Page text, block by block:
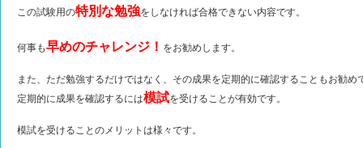
この試験用の特別な勉強をしなければ合格できない内容です。
何事も早めのチャレンジ！ をお勧めします。
また、ただ勉強するだけではなく、その成果を定期的に確認することもお勧め
定期的に成果を確認するには模試を受けることが有効です。
模試を受けることのメリットは様々です。